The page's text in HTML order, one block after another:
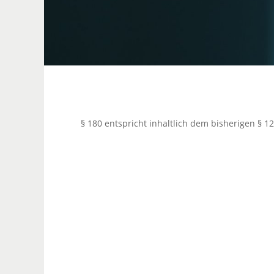
§ 180 entspricht inhaltlich dem bisherigen §